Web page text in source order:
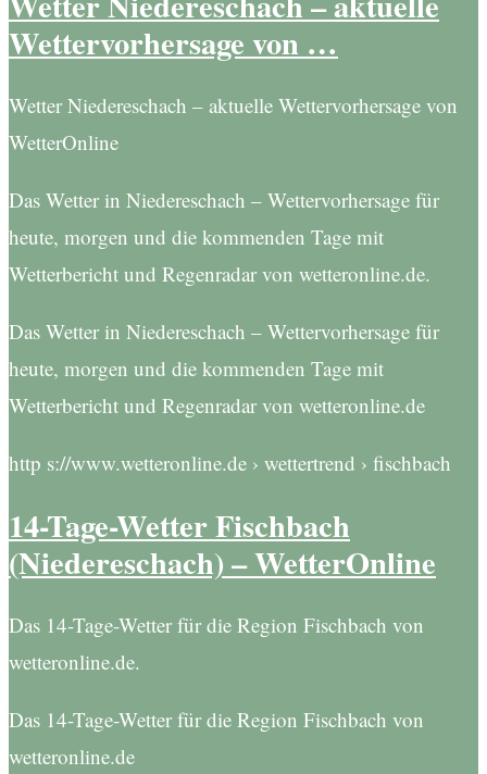
Wettervorhersage von …
Wetter Niedereschach – aktuelle Wettervorhersage von
WetterOnline
Das Wetter in Niedereschach – Wettervorhersage für
heute, morgen und die kommenden Tage mit
Wetterbericht und Regenradar von wetteronline.de.
Das Wetter in Niedereschach – Wettervorhersage für
heute, morgen und die kommenden Tage mit
Wetterbericht und Regenradar von wetteronline.de
http s://www.wetteronline.de › wettertrend › fischbach
14-Tage-Wetter Fischbach
(Niedereschach) – WetterOnline
Das 14-Tage-Wetter für die Region Fischbach von
wetteronline.de.
Das 14-Tage-Wetter für die Region Fischbach von
wetteronline.de